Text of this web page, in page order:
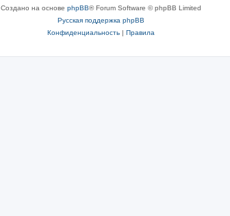
Создано на основе phpBB® Forum Software © phpBB Limited
Русская поддержка phpBB
Конфиденциальность| Правила